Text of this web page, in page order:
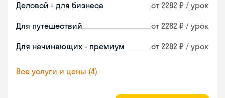
Деловой - для бизнеса от 2282 ₽ / урок
Для путешествий от 2282 ₽ / урок
Для начинающих - премиум от 2282 ₽ / урок
Все услуги и цены (4)